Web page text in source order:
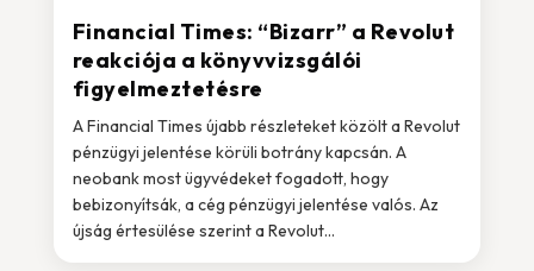
Financial Times: “Bizarr” a Revolut
reakciója a könyvvizsgálói
figyelmeztetésre
A Financial Times újabb részleteket közölt a Revolut
pénzügyi jelentése körüli botrány kapcsán. A
neobank most ügyvédeket fogadott, hogy
bebizonyítsák, a cég pénzügyi jelentése valós. Az
újság értesülése szerint a Revolut...